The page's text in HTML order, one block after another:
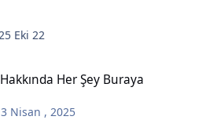
Eki 22
Her Şey Buraya
3 Nisan , 2025